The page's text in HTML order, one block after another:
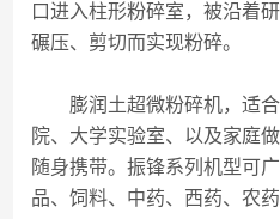
口进入柱形粉碎室，被沿着
碾压、剪切而实现粉碎。
膨润土超微粉碎机，适合
院、大学实验室、以及家庭
随身携带。振锋系列机型可
品、饲料、中药、西药、农